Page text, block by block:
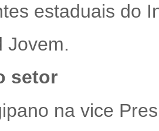
estaduais do
Jovem.
setor
na vice